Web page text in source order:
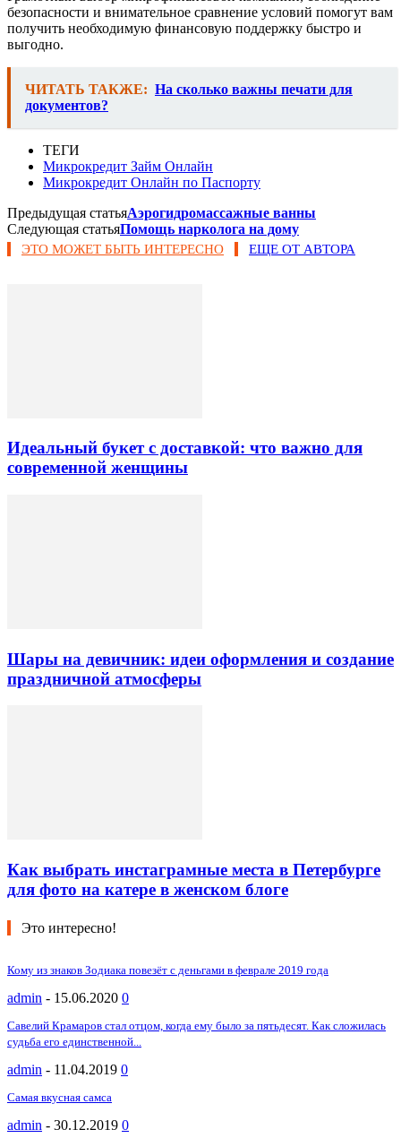
безопасности и внимательное сравнение условий помогут вам
получить необходимую финансовую поддержку быстро и
выгодно.
ЧИТАТЬ ТАКЖЕ: На сколько важны печати для
документов?
ТЕГИ
Микрокредит Займ Онлайн
Микрокредит Онлайн по Паспорту
Предыдущая статьяАэрогидромассажные ванны
Следующая статьяПомощь нарколога на дому
ЭТО МОЖЕТ БЫТЬ ИНТЕРЕСНО ЕЩЕ ОТ АВТОРА
Идеальный букет с доставкой: что важно для
современной женщины
Шары на девичник: идеи оформления и создание
праздничной атмосферы
Как выбрать инстаграмные места в Петербурге
для фото на катере в женском блоге
Это интересно!
Кому из знаков Зодиака повезёт с деньгами в феврале 2019 года
admin - 15.06.2020 0
Савелий Крамаров стал отцом, когда ему было за пятьдесят. Как сложилась
судьба его единственной...
admin - 11.04.2019 0
Самая вкусная самса
admin - 30.12.2019 0